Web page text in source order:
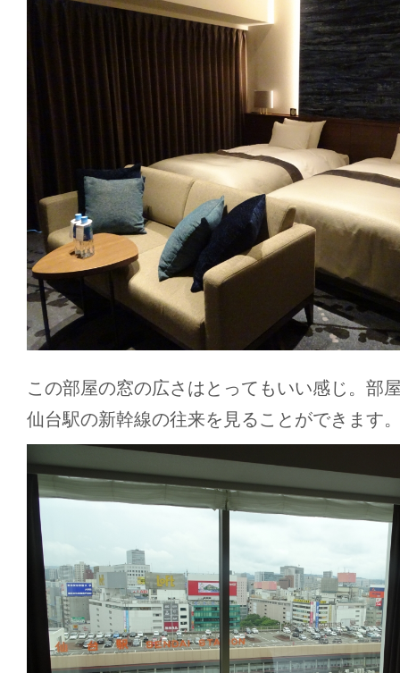
この部屋の窓の広さはとってもいい感じ。部
仙台駅の新幹線の往来を見ることができます